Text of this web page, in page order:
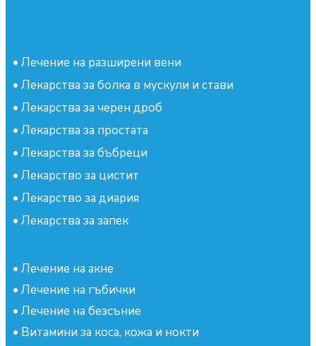
• Лечение на разширени вени
• Лекарства за болка в мускули и стави
• Лекарства за черен дроб
• Лекарства за простата
• Лекарства за бъбреци
• Лекарство за цистит
• Лекарство за диария
• Лекарства за запек
• Лечение на акне
• Лечение на гъбички
• Лечение на безсъние
• Витамини за коса, кожа и нокти